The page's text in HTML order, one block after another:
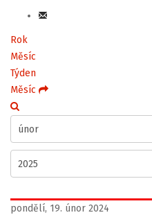
Rok
Měsíc
Týden
Měsíc
pondělí, 19. únor 2024